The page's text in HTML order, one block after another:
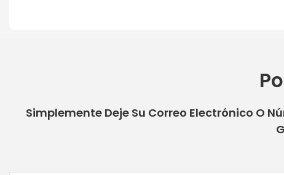
Simplemente Deje Su Correo Electrónico O